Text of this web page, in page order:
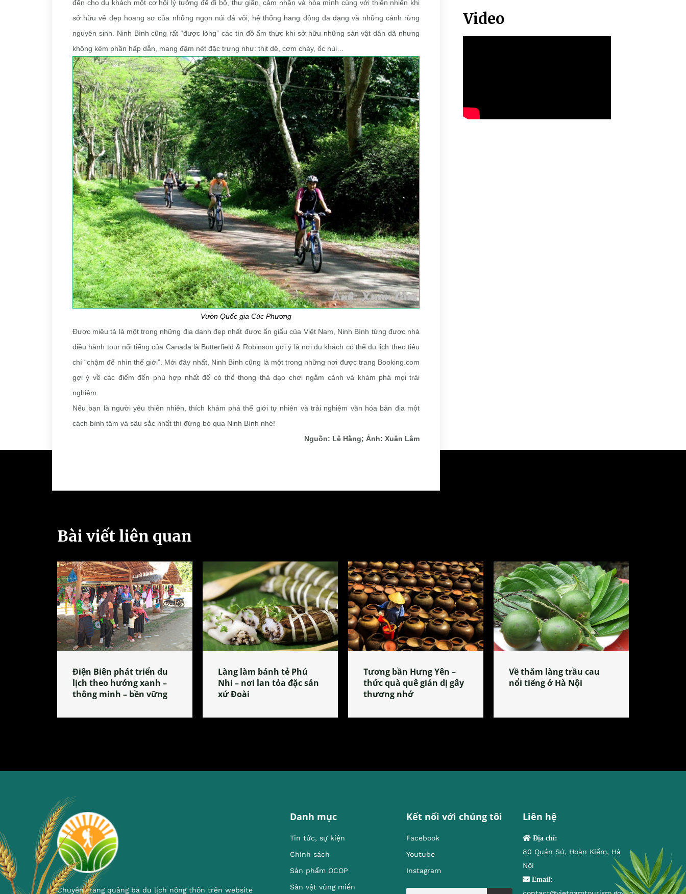
đến cho du khách một cơ hội lý tưởng để đi bộ, thư giãn, cảm nhận và hòa mình cùng với thiên nhiên khi
sở hữu vẻ đẹp hoang sơ của những ngọn núi đá vôi, hệ thống hang động đa dạng và những cánh rừng
nguyên sinh. Ninh Bình cũng rất “được lòng” các tín đồ ẩm thực khi sở hữu những sản vật dân dã nhưng
không kém phần hấp dẫn, mang đậm nét đặc trưng như: thịt dê, cơm cháy, ốc núi…
Vườn Quốc gia Cúc Phương
Được miêu tả là một trong những địa danh đẹp nhất được ẩn giấu của Việt Nam, Ninh Bình từng được nhà
điều hành tour nổi tiếng của Canada là Butterfield & Robinson gợi ý là nơi du khách có thể du lịch theo tiêu
chí “chậm để nhìn thế giới”. Mới đây nhất, Ninh Bình cũng là một trong những nơi được trang Booking.com
gợi ý về các điểm đến phù hợp nhất để có thể thong thả dạo chơi ngắm cảnh và khám phá mọi trải
nghiệm.
Nếu bạn là người yêu thiên nhiên, thích khám phá thế giới tự nhiên và trải nghiệm văn hóa bản địa một
cách bình tâm và sâu sắc nhất thì đừng bỏ qua Ninh Bình nhé!
Nguồn: Lê Hằng; Ảnh: Xuân Lâm
Video
Bài viết liên quan
Điện Biên phát triển du
lịch theo hướng xanh –
thông minh – bền vững
Làng làm bánh tẻ Phú
Nhi – nơi lan tỏa đặc sản
xứ Đoài
Tương bần Hưng Yên –
thức quà quê giản dị gây
thương nhớ
Về thăm làng trầu cau
nổi tiếng ở Hà Nội
Chuyên trang quảng bá du lịch nông thôn trên website
Danh mục
Tin tức, sự kiện
Chính sách
Sản phẩm OCOP
Sản vật vùng miền
Kết nối với chúng tôi
Facebook
Youtube
Instagram
Liên hệ
Địa chỉ:
80 Quán Sứ, Hoàn Kiếm, Hà
Nội
Email: